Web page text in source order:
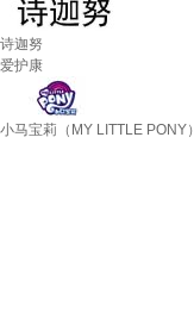
诗迦努
爱护康
小马宝莉（MY LITTLE PONY）